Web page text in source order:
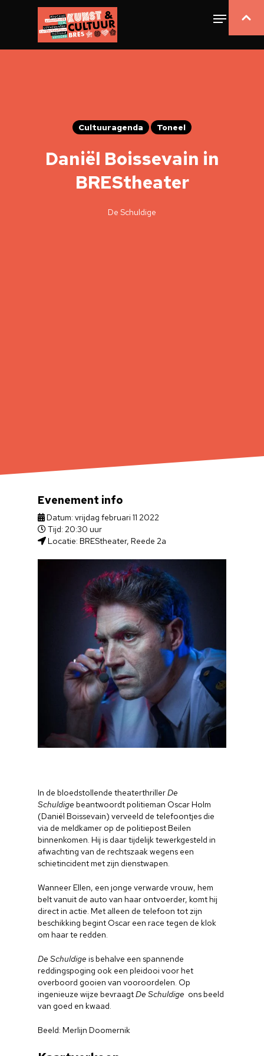
Cultuuragenda Toneel
Daniël Boissevain in
BREStheater
De Schuldige
In de bloedstollende theaterthrillerDe
Schuldigebeantwoordt politieman Oscar Holm
(Daniël Boissevain) verveeld de telefoontjes die
via de meldkamer op de politiepost Beilen
binnenkomen. Hij is daar tijdelijk tewerkgesteld in
afwachting van de rechtszaak wegens een
schietincident met zijn dienstwapen.
Wanneer Ellen, een jonge verwarde vrouw, hem
belt vanuit de auto van haar ontvoerder, komt hij
direct in actie. Met alleen de telefoon tot zijn
beschikking begint Oscar een race tegen de klok
om haar te redden.
De Schuldige is behalve een spannende
reddingspoging ook een pleidooi voor het
overboord gooien van vooroordelen. Op
ingenieuze wijze bevraagtDe Schuldige ons beeld
van goed en kwaad.
Beeld: Merlijn Doomernik
Evenement info
Datum: vrijdag februari 11 2022
Tijd: 20:30 uur
Locatie: BREStheater, Reede 2a